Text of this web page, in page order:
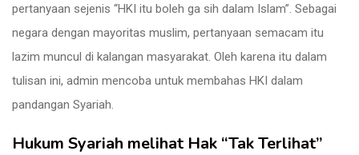
pertanyaan sejenis “HKI itu boleh ga sih dalam Islam”. Sebagai
negara dengan mayoritas muslim, pertanyaan semacam itu
lazim muncul di kalangan masyarakat. Oleh karena itu dalam
tulisan ini, admin mencoba untuk membahas HKI dalam
pandangan Syariah.
Hukum Syariah melihat Hak “Tak Terlihat”